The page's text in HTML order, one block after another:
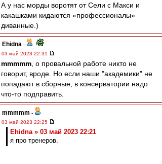
А у нас морды воротят от Сели с Макси и
какашками кидаются «профессионалы»
диванные.)
Ehidna -
03 май 2023 22:31
mmmmm , о провальной работе никто не
говорит, вроде. Но если наши "академики" не
попадают в сборные, в консерватории надо
что-то подправить.
mmmmm -
03 май 2023 22:25
Ehidna » 03 май 2023 22:21
я про тренеров.